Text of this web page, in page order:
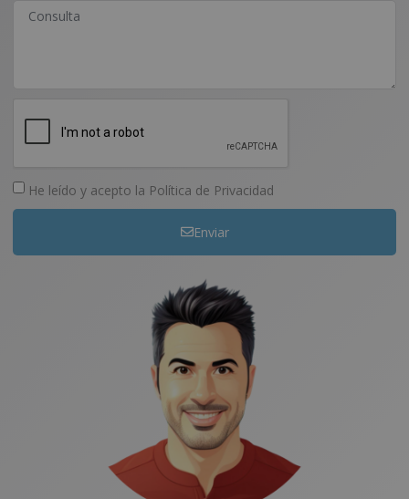
He leído y acepto la Política de Privacidad
Enviar